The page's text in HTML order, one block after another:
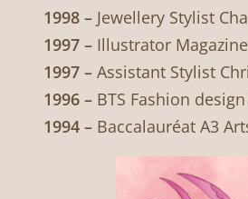
1998 – Jewellery Stylist
1997 – Illustrator
1997 – Assistant Stylist
1996 – BTS Fashion
1994 – Baccalauréat A3